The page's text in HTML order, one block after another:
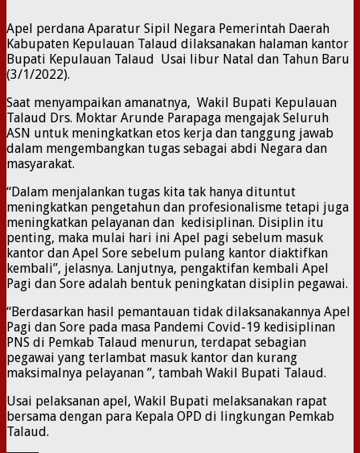
Apel perdana Aparatur Sipil Negara Pemerintah Daerah
Kabupaten Kepulauan Talaud dilaksanakan halaman kantor
Bupati Kepulauan Talaud Usai libur Natal dan Tahun Baru
(3/1/2022).
Saat menyampaikan amanatnya, Wakil Bupati Kepulauan
Talaud Drs. Moktar Arunde Parapaga mengajak Seluruh
ASN untuk meningkatkan etos kerja dan tanggung jawab
dalam mengembangkan tugas sebagai abdi Negara dan
masyarakat.
“Dalam menjalankan tugas kita tak hanya dituntut
meningkatkan pengetahun dan profesionalisme tetapi juga
meningkatkan pelayanan dan kedisiplinan. Disiplin itu
penting, maka mulai hari ini Apel pagi sebelum masuk
kantor dan Apel Sore sebelum pulang kantor diaktifkan
kembali”, jelasnya. Lanjutnya, pengaktifan kembali Apel
Pagi dan Sore adalah bentuk peningkatan disiplin pegawai.
“Berdasarkan hasil pemantauan tidak dilaksanakannya Apel
Pagi dan Sore pada masa Pandemi Covid-19 kedisiplinan
PNS di Pemkab Talaud menurun, terdapat sebagian
pegawai yang terlambat masuk kantor dan kurang
maksimalnya pelayanan ”, tambah Wakil Bupati Talaud.
Usai pelaksanan apel, Wakil Bupati melaksanakan rapat
bersama dengan para Kepala OPD di lingkungan Pemkab
Talaud.